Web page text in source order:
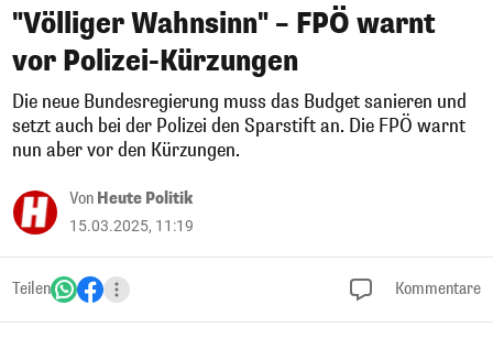
"Völliger Wahnsinn" – FPÖ warnt
vor Polizei-Kürzungen
Die neue Bundesregierung muss das Budget sanieren und
setzt auch bei der Polizei den Sparstift an. Die FPÖ warnt
nun aber vor den Kürzungen.
Von Heute Politik
15.03.2025, 11:19
Teilen Kommentare